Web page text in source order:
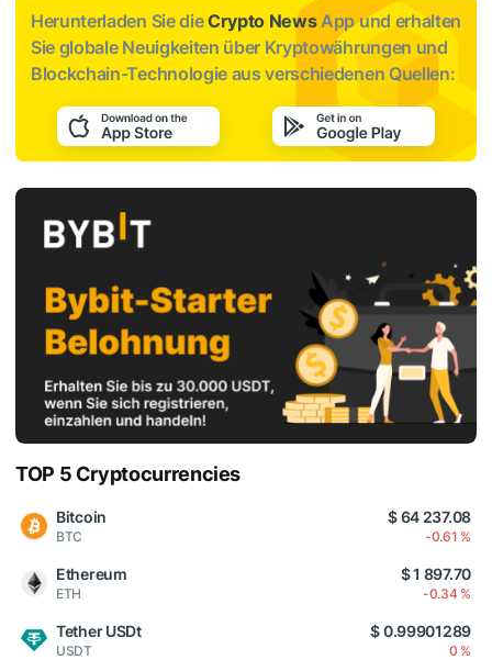
Herunterladen Sie dieCrypto NewsApp und erhalten
Sie globale Neuigkeiten über Kryptowährungen und
Blockchain-Technologie aus verschiedenen Quellen:
TOP 5 Cryptocurrencies
Bitcoin
BTC
$ 64 237.08
-0.61 %
Ethereum
ETH
$ 1 897.70
-0.34 %
Tether USDt
USDT
$ 0.99901289
0 %